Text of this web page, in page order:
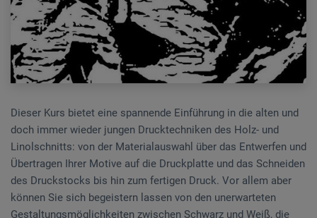
Dieser Kurs bietet eine spannende Einführung in die alten und
doch immer wieder jungen Drucktechniken des Holz- und
Linolschnitts: von der Materialauswahl über das Entwerfen und
Übertragen Ihrer Motive auf die Druckplatte und das Schneiden
des Druckstocks bis hin zum fertigen Druck. Vor allem aber
können Sie sich begeistern lassen von den unerwarteten
Gestaltungsmöglichkeiten zwischen Schwarz und Weiß, die